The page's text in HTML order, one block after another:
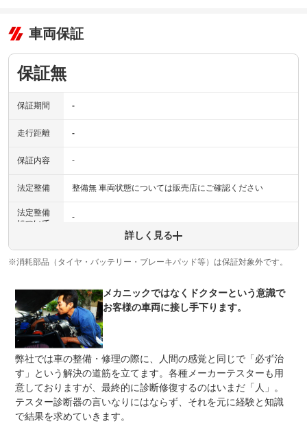
車両保証
保証無
保証期間 -
走行距離 -
保証内容 -
法定整備 整備無 車両状態については販売店にご確認ください
法定整備
について
-
詳しく見る
※消耗部品（タイヤ・バッテリー・ブレーキパッド等）は保証対象外です。
メカニックではなくドクターという意識で
お客様の車両に接し手下ります。
弊社では車の整備・修理の際に、人間の感覚と同じで「必ず治
す」という解決の道筋を立てます。各種メーカーテスターも用
意しておりますが、最終的に診断修復するのはいまだ「人」。
テスター診断器の言いなりにはならず、それを元に経験と知識
で結果を求めていきます。